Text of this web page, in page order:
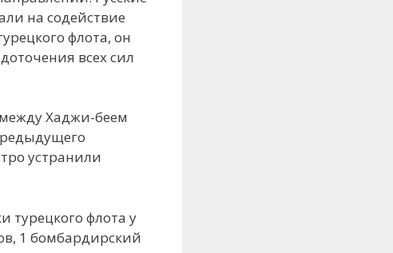
на содействие
флота, он
всех сил
между Хаджи-беем
устранили
турецкого флота у
1 бомбардирский